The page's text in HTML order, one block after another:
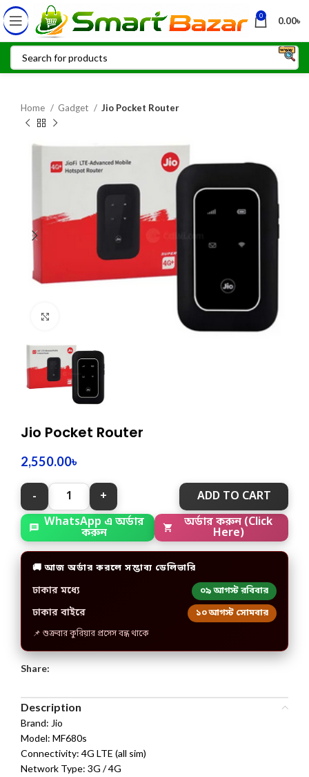
0 0.00৳
Home Gadget Jio Pocket Router
Jio Pocket Router
2,550.00৳
ADD TO CART
WhatsApp এ অর্ডার
করুন
অর্ডার করুন (Click
Here)
🚚 আজ অর্ডার করলে সম্ভাব্য ডেলিভারি
ঢাকার মধ্যে ০৯ আগস্ট রবিবার
ঢাকার বাইরে ১০ আগস্ট সোমবার
📌 শুক্রবার কুরিয়ার প্রসেস বন্ধ থাকে
Share:
Description
Brand: Jio
Model: MF680s
Connectivity: 4G LTE (all sim)
Network Type: 3G / 4G